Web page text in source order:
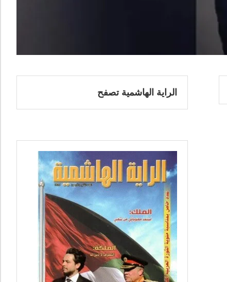
الراية الهاشمية تصفح